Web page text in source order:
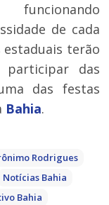
de cada
estaduais terão
participar das
das festas
Bahia.
Rodrigues
Notícias Bahia
Bahia